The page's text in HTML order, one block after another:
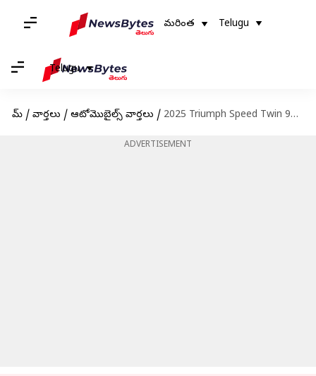
మరింత Telugu
Telugu
హోమ్ / వార్తలు / ఆటోమొబైల్స్ వార్తలు / 2025 Triumph Speed Twin 900: భారతదేశంలో లాంచ్ అయ్యిన 2025 ట్రయంఫ్ స్పీడ్ ట్విన్ 900.. ధర ఎంతో తెలుసా?
ADVERTISEMENT